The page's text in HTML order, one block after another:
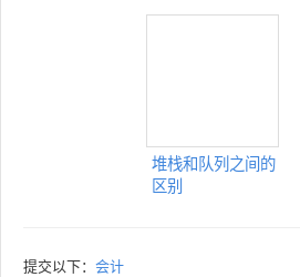
堆栈和队列之间的
区别
提交以下： 会计